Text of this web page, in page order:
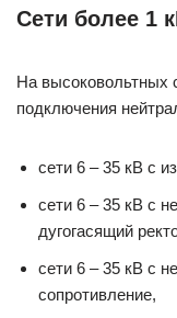
Сети более 1
На высоковольтных
подключения
сети 6 – 35 кВ с
сети 6 – 35 кВ с
дугогасящий
сети 6 – 35 кВ с
сопротивление,